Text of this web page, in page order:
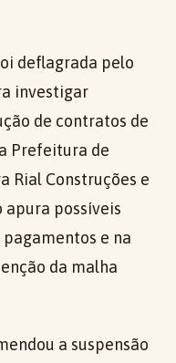
deflagrada pelo
investigar
de contratos de
Prefeitura de
Rial Construções e
apura possíveis
e na
da malha
a suspensão